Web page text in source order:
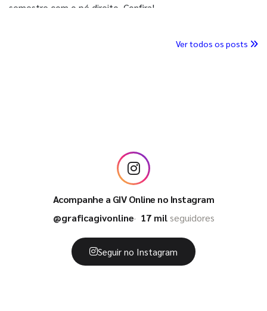
semestre com o pé direito. Confira!
Ver todos os posts
Acompanhe a GIV Online no Instagram
@graficagivonline
17 milseguidores
Seguir no Instagram